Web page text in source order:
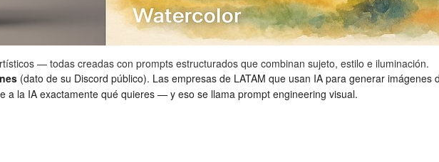
— todas creadas con prompts estructurados que combinan sujeto, estilo e iluminación.
(dato de su Discord público). Las empresas de LATAM que usan IA para generar
a la IA exactamente qué quieres — y eso se llama prompt engineering visual.